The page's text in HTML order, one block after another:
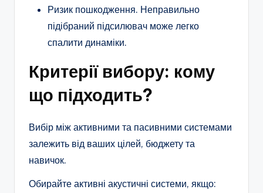
Ризик пошкодження. Неправильно
підібраний підсилювач може легко
спалити динаміки.
Критерії вибору: кому
що підходить?
Вибір між активними та пасивними системами
залежить від ваших цілей, бюджету та
навичок.
Обирайте активні акустичні системи, якщо: